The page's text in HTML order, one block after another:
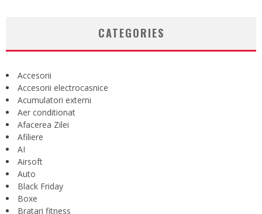
CATEGORIES
Accesorii
Accesorii electrocasnice
Acumulatori externi
Aer conditionat
Afacerea Zilei
Afiliere
AI
Airsoft
Auto
Black Friday
Boxe
Bratari fitness